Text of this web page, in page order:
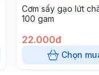
Cơm sấy gạo lứt
100 gam
22.000đ
Chọn